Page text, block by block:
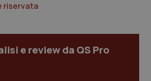
riservata
e review da QS Pro